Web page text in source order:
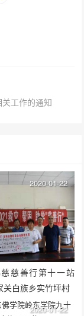
工作的通知
慈善行第十一站
关白族乡实竹坪村
2020-01-22
2020-01-22